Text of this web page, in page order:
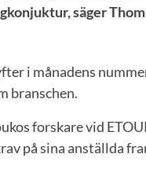
säger
i månadens
branschen.
forskare vid
på sina anställda